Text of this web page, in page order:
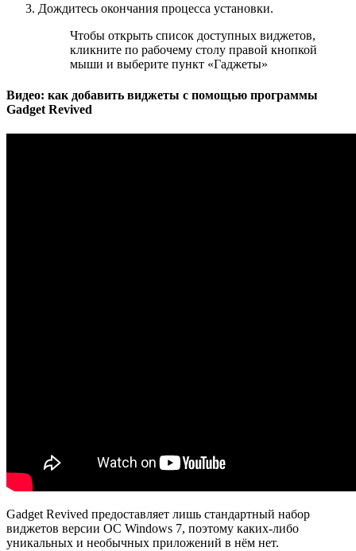
Дождитесь окончания процесса установки.
Чтобы открыть список доступных виджетов,
кликните по рабочему столу правой кнопкой
мыши и выберите пункт «Гаджеты»
Видео: как добавить виджеты с помощью программы
Gadget Revived
Gadget Revived предоставляет лишь стандартный набор
виджетов версии ОС Windows 7, поэтому каких-либо
уникальных и необычных приложений в нём нет.